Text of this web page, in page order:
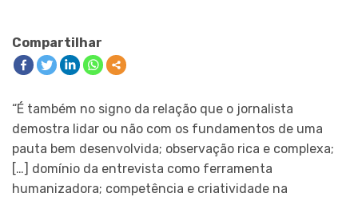
Compartilhar
“É também no signo da relação que o jornalista
demostra lidar ou não com os fundamentos de uma
pauta bem desenvolvida; observação rica e complexa;
[…] domínio da entrevista como ferramenta
humanizadora; competência e criatividade na